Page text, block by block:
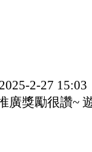
2-27
廣獎勵很讚~